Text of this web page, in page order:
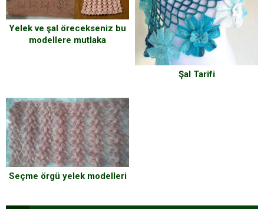
Yelek ve şal örecekseniz bu
modellere mutlaka
Şal Tarifi
Seçme örgü yelek modelleri